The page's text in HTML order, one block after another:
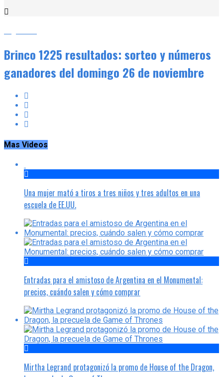
Brinco 1225 resultados: sorteo y números
ganadores del domingo 26 de noviembre
Mas Videos
Una mujer mató a tiros a tres niños y tres adultos en una
escuela de EE.UU.
Entradas para el amistoso de Argentina en el Monumental:
precios, cuándo salen y cómo comprar
Mirtha Legrand protagonizó la promo de House of the Dragon,